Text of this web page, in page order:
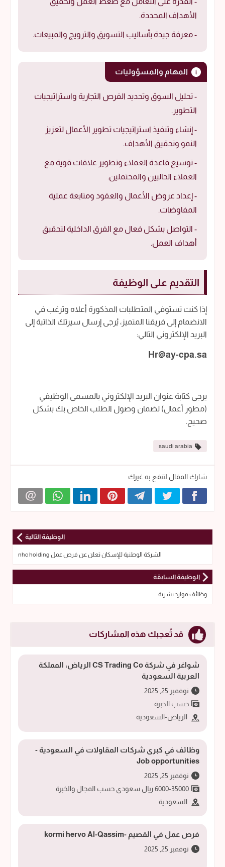
الأهداف المحددة.
- معرفة جيدة بأساليب التسويق والترويج والمبيعات.
المهام والمسؤوليات
- تحليل السوق وتحديد الفرص التجارية واستراتيجيات
التطوير.
- إنشاء وتنفيذ استراتيجيات تطوير الأعمال لتعزيز
النمو وتحقيق الأهداف.
- توسيع قاعدة العملاء وتطوير علاقات قوية مع
العملاء الحاليين والمحتملين.
- إعداد عروض الأعمال والعقود ومتابعة عملية
المفاوضات.
- التواصل بشكل فعال مع الفرق الداخلية لتحقيق
أهداف العمل.
التقديم على الوظيفة
إذا كنت تستوفي المتطلبات المذكورة أعلاه وترغب في
الانضمام إلى فريقنا المتميز، يُرجى إرسال سيرتك الذاتية إلى
البريد الإلكتروني التالي:
Hr@ay-cpa.sa
يرجى كتابة عنوان البريد الإلكتروني بالمسمى الوظيفي
(مطور أعمال) لضمان وصول الطلب الخاص بك بشكل
صحيح.
saudi arabia
شارك المقال لتنفع به غيرك
الوظيفة التالية
الشركة الوطنية للإسكان تعلن عن فرص عمل nhc holding
الوظيفة السابقة
وظائف موارد بشرية
قد تُعجبك هذه المشاركات
شواغر في شركة CS Trading Co الرياض، المملكة
العربية السعودية
نوفمبر 25, 2025
حسب الخبرة
الرياض-السعودية
وظائف في كبرى شركات المقاولات في السعودية -
Job opportunities
نوفمبر 25, 2025
6000-35000 ريال سعودي حسب المجال والخبرة
السعودية
فرص عمل في القصيم -kormi hervo Al-Qassim
نوفمبر 25, 2025